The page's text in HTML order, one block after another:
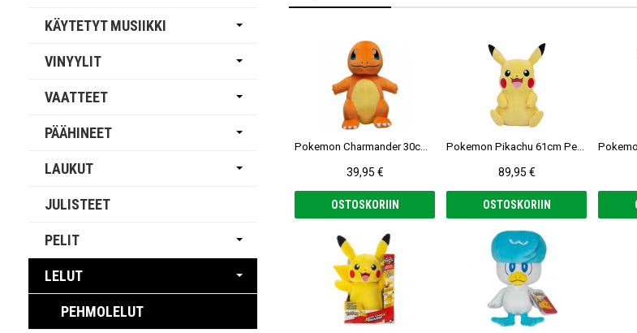
39,95 €
OSTOSKORIIN
89,95 €
OSTOSKORIIN
KÄYTETYT MUSIIKKI
VINYYLIT
VAATTEET
PÄÄHINEET
LAUKUT
JULISTEET
PELIT
LELUT
PEHMOLELUT